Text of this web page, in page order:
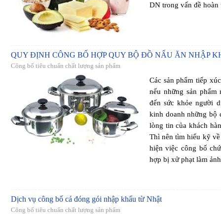
DN trong vấn đề
QUY ĐỊNH CÔNG BỐ HỢP QUY BỘ ĐỒ NẤU ĂN NHẬP
Công bố tiêu chuẩn chất lượng sản phẩm
Các sản phẩm tiếp
nếu những sản
đến sức khỏe người
kinh doanh những bộ
lòng tin của khách
Thì nên tìm hiểu kỹ
hiện việc công bố
hợp bị xử phạt làm
Dịch vụ công bố cá đóng gói nhập khẩu từ Nhật
Công bố tiêu chuẩn chất lượng sản phẩm